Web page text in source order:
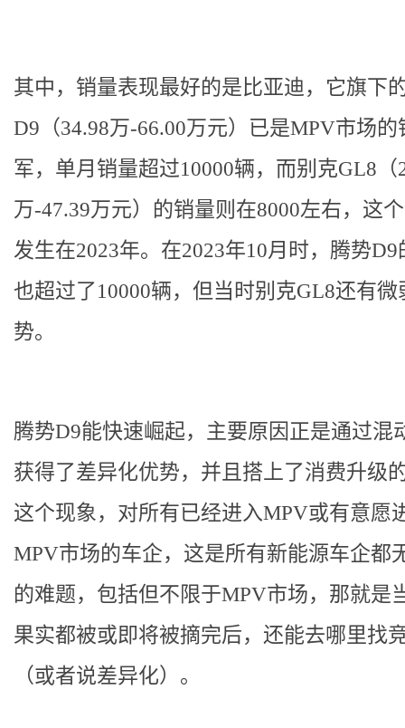
其中，销量表现最好的是比亚迪，它旗下
D9（34.98万-66.00万元）已是MPV市场的
军，单月销量超过10000辆，而别克GL8（
万-47.39万元）的销量则在8000左右，这
发生在2023年。在2023年10月时，腾势D9
也超过了10000辆，但当时别克GL8还有微
势。
腾势D9能快速崛起，主要原因正是通过混
获得了差异化优势，并且搭上了消费升级
这个现象，对所有已经进入MPV或有意愿
MPV市场的车企，这是所有新能源车企都
的难题，包括但不限于MPV市场，那就是
果实都被或即将被摘完后，还能去哪里找
（或者说差异化）。